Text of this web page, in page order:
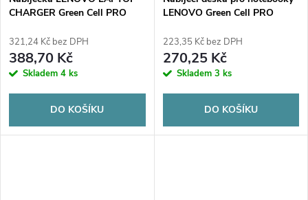
CHARGER Green Cell PRO
Tip
321,24 Kč bez DPH
388,70 Kč
Skladem 4 ks
DO KOŠÍKU
LENOVO Green Cell PRO
Tip
223,35 Kč bez DPH
270,25 Kč
Skladem 3 ks
DO KOŠÍKU